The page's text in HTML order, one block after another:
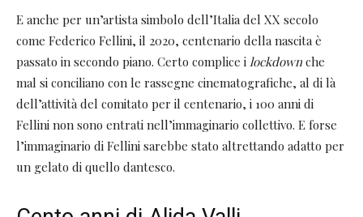
E anche per un’artista simbolo dell’Italia del XX secolo
come Federico Fellini, il 2020, centenario della nascita è
passato in secondo piano. Certo complice i lockdown che
mal si conciliano con le rassegne cinematografiche, al di là
dell’attività del comitato per il centenario, i 100 anni di
Fellini non sono entrati nell’immaginario collettivo. E forse
l’immaginario di Fellini sarebbe stato altrettando adatto per
un gelato di quello dantesco.